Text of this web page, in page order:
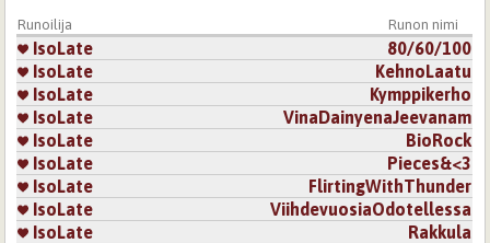
Runoilija Runon nimi
IsoLate
80/60/100
IsoLate
KehnoLaatu
IsoLate
Kymppikerho
IsoLate
VinaDainyenaJeevanam
IsoLate
BioRock
IsoLate
Pieces&<3
IsoLate
FlirtingWithThunder
IsoLate
ViihdevuosiaOdotellessa
IsoLate
Rakkula